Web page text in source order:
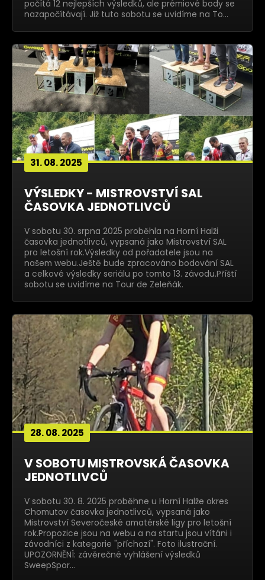
počítá 12 nejlepších výsledků, ale prémiové body se
nazapočítávají. Již tuto sobotu se uvidíme na To…
31. 08. 2025
VÝSLEDKY - MISTROVSTVÍ SAL
ČASOVKA JEDNOTLIVCŮ
V sobotu 30. srpna 2025 proběhla na Horní Halži
časovka jednotlivců, vypsaná jako Mistrovství SAL
pro letošní rok.Výsledky od pořadatele jsou na
našem webu.Ještě bude zpracováno bodování SAL
a celkové výsledky seriálu po tomto 13. závodu.Příští
sobotu se uvidíme na Tour de Zeleňák.
28. 08. 2025
V SOBOTU MISTROVSKÁ ČASOVKA
JEDNOTLIVCŮ
V sobotu 30. 8. 2025 proběhne u Horní Halže okres
Chomutov časovka jednotlivců, vypsaná jako
Mistrovství Severočeské amatérské ligy pro letošní
rok.Propozice jsou na webu a na startu jsou vítáni i
závodníci z kategorie "příchozí". Foto ilustrační.
UPOZORNĚNÍ: závěrečné vyhlášení výsledků
SweepSpor…